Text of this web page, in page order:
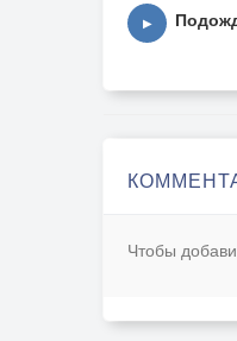
▶
Чтобы